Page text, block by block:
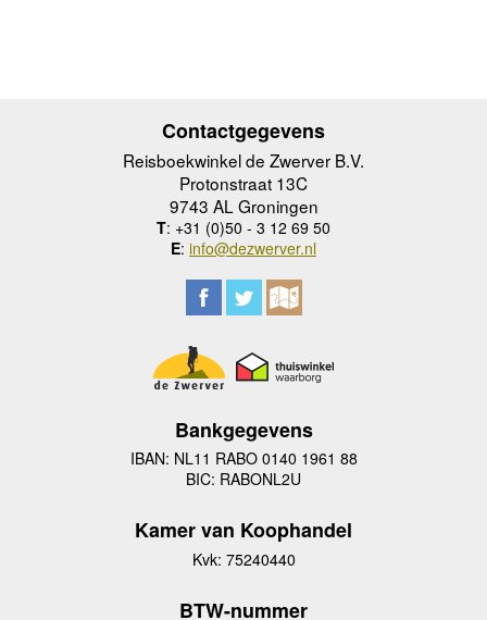
Contactgegevens
Reisboekwinkel de Zwerver B.V.
Protonstraat 13C
9743 AL Groningen
T: +31 (0)50 - 3 12 69 50
E: info@dezwerver.nl
Bankgegevens
IBAN: NL11 RABO 0140 1961 88
BIC: RABONL2U
Kamer van Koophandel
Kvk: 75240440
BTW-nummer